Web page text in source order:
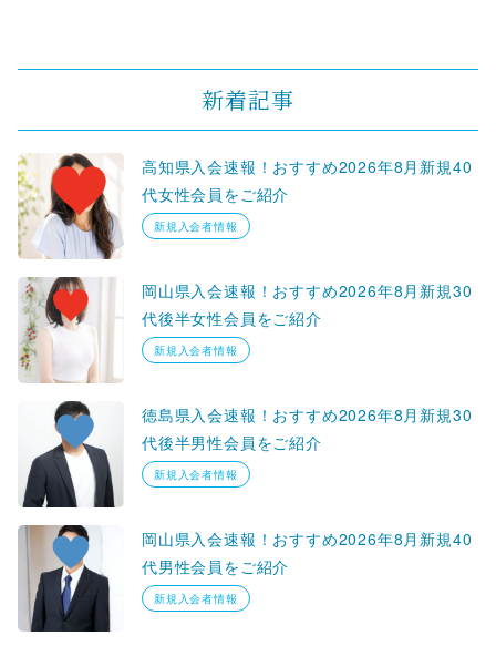
新着記事
高知県入会速報！おすすめ2026年8月新規40
代女性会員をご紹介
新規入会者情報
岡山県入会速報！おすすめ2026年8月新規30
代後半女性会員をご紹介
新規入会者情報
徳島県入会速報！おすすめ2026年8月新規30
代後半男性会員をご紹介
新規入会者情報
岡山県入会速報！おすすめ2026年8月新規40
代男性会員をご紹介
新規入会者情報